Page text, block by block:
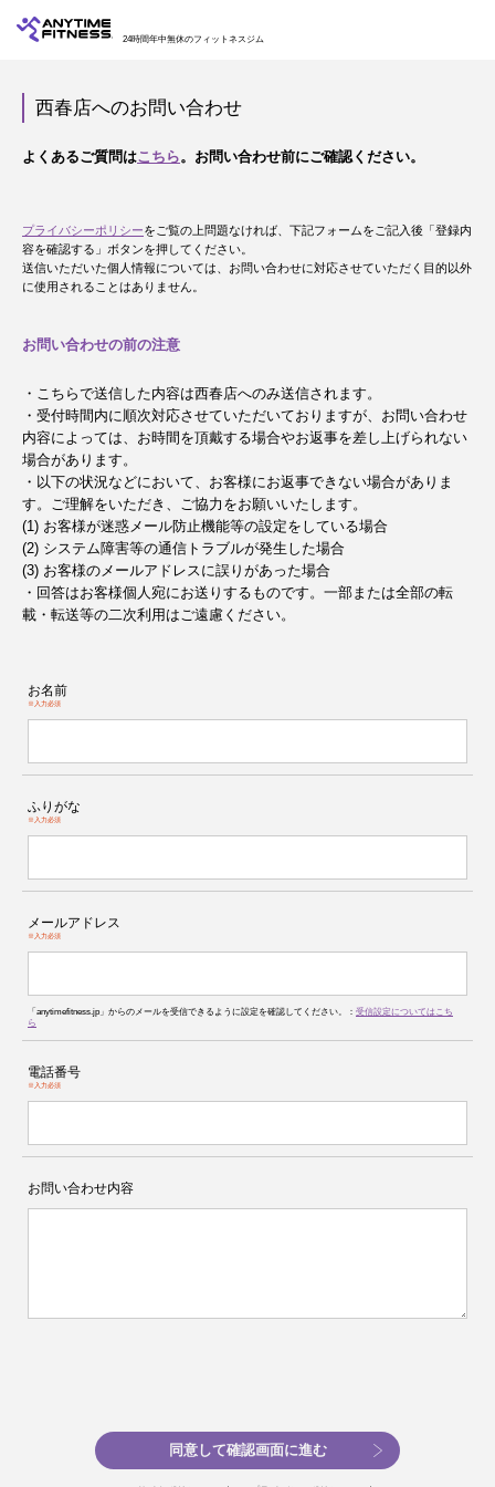
24時間年中無休のフィットネスジム
西春店へのお問い合わせ
よくあるご質問はこちら。お問い合わせ前にご確認ください。
プライバシーポリシーをご覧の上問題なければ、下記フォームをご記入後「登録内
容を確認する」ボタンを押してください。
送信いただいた個人情報については、お問い合わせに対応させていただく目的以外
に使用されることはありません。
お問い合わせの前の注意
・こちらで送信した内容は西春店へのみ送信されます。
・受付時間内に順次対応させていただいておりますが、お問い合わせ
内容によっては、お時間を頂戴する場合やお返事を差し上げられない
場合があります。
・以下の状況などにおいて、お客様にお返事できない場合がありま
す。ご理解をいただき、ご協力をお願いいたします。
(1) お客様が迷惑メール防止機能等の設定をしている場合
(2) システム障害等の通信トラブルが発生した場合
(3) お客様のメールアドレスに誤りがあった場合
・回答はお客様個人宛にお送りするものです。一部または全部の転
載・転送等の二次利用はご遠慮ください。
お名前
※入力必須
ふりがな
※入力必須
メールアドレス
※入力必須
「anytimefitness.jp」からのメールを受信できるように設定を確認してください。： 受信設定についてはこち
ら
電話番号
※入力必須
お問い合わせ内容